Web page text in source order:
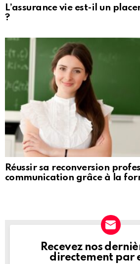
L’assurance vie est-il un
?
Réussir sa reconversion
communication grâce à la
NEWSLETTER
Recevez nos
directement par